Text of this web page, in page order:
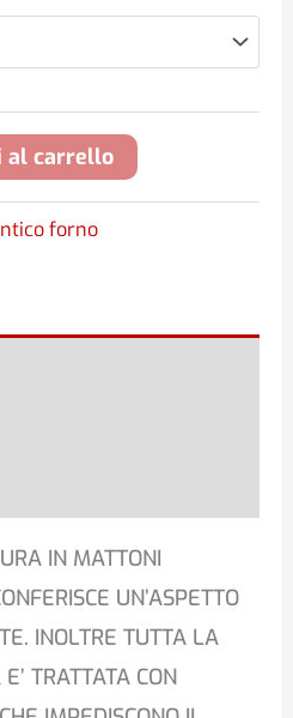
al carrello
forno
IN MATTONI
UN’ASPETTO
INOLTRE TUTTA LA
TRATTATA CON